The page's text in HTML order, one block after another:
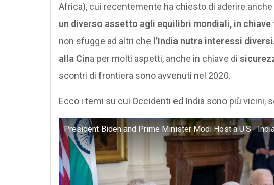
Africa), cui recentemente ha chiesto di aderire anche
un diverso assetto agli equilibri mondiali, in
non sfugge ad altri che l’India nutra interessi
alla Cina per molti aspetti, anche in chiave di
scontri di frontiera sono avvenuti nel 2020.
Ecco i temi su cui Occidenti ed India sono più vicini,
President Biden and Prime Minister Modi Host a U.S.-